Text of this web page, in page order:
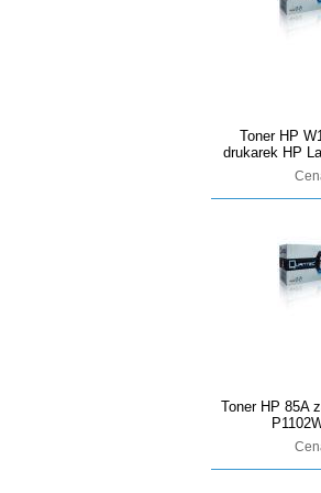
Toner HP
drukarek HP
Toner HP 85A